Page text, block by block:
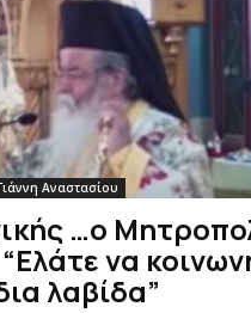
Αναστασίου
…ο
να
λαβίδα”